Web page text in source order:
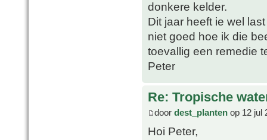
donkere kelder.
Dit jaar heeft ie wel
niet goed hoe ik die
toevallig een remedie
Peter
Re: Tropische
door dest_planten op 12 jul
Hoi Peter,